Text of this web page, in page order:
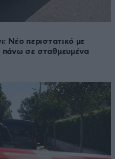
Νέο περιστατικό με
πάνω σε σταθμευμένα